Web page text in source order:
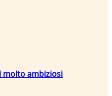
molto ambiziosi